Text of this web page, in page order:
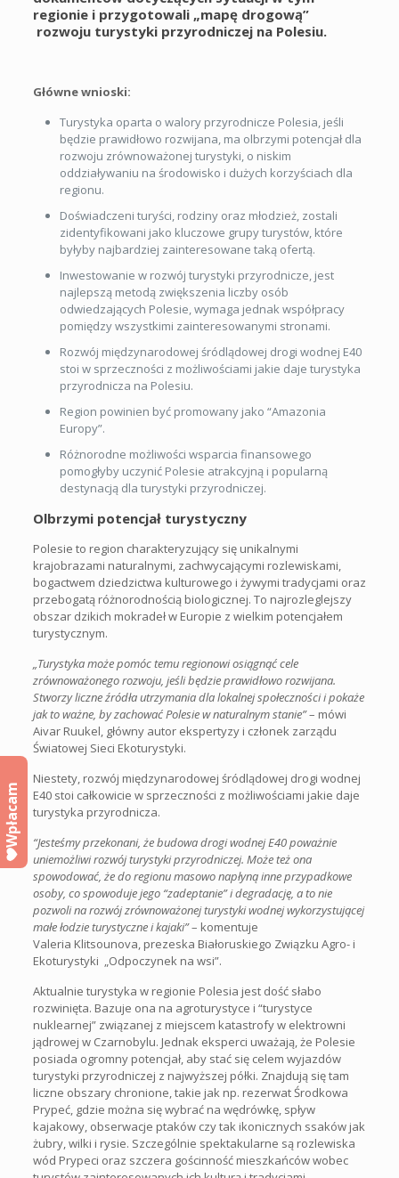
regionie i przygotowali „mapę drogową”
rozwoju turystyki przyrodniczej na Polesiu.
Główne wnioski:
Turystyka oparta o walory przyrodnicze Polesia, jeśli
będzie prawidłowo rozwijana, ma olbrzymi potencjał dla
rozwoju zrównoważonej turystyki, o niskim
oddziaływaniu na środowisko i dużych korzyściach dla
regionu.
Doświadczeni turyści, rodziny oraz młodzież, zostali
zidentyfikowani jako kluczowe grupy turystów, które
byłyby najbardziej zainteresowane taką ofertą.
Inwestowanie w rozwój turystyki przyrodnicze, jest
najlepszą metodą zwiększenia liczby osób
odwiedzających Polesie, wymaga jednak współpracy
pomiędzy wszystkimi zainteresowanymi stronami.
Rozwój międzynarodowej śródlądowej drogi wodnej E40
stoi w sprzeczności z możliwościami jakie daje turystyka
przyrodnicza na Polesiu.
Region powinien być promowany jako “Amazonia
Europy”.
Różnorodne możliwości wsparcia finansowego
pomogłyby uczynić Polesie atrakcyjną i popularną
destynacją dla turystyki przyrodniczej.
Olbrzymi potencjał turystyczny
Polesie to region charakteryzujący się unikalnymi
krajobrazami naturalnymi, zachwycającymi rozlewiskami,
bogactwem dziedzictwa kulturowego i żywymi tradycjami oraz
przebogatą różnorodnością biologicznej. To najrozleglejszy
obszar dzikich mokradeł w Europie z wielkim potencjałem
turystycznym.
„Turystyka może pomóc temu regionowi osiągnąć cele
zrównoważonego rozwoju, jeśli będzie prawidłowo rozwijana.
Stworzy liczne źródła utrzymania dla lokalnej społeczności i pokaże
jak to ważne, by zachować Polesie w naturalnym stanie”– mówi
Aivar Ruukel, główny autor ekspertyzy i członek zarządu
Światowej Sieci Ekoturystyki.
Niestety, rozwój międzynarodowej śródlądowej drogi wodnej
E40 stoi całkowicie w sprzeczności z możliwościami jakie daje
turystyka przyrodnicza.
“Jesteśmy przekonani, że budowa drogi wodnej E40 poważnie
uniemożliwi rozwój turystyki przyrodniczej. Może też ona
spowodować, że do regionu masowo napłyną inne przypadkowe
osoby, co spowoduje jego “zadeptanie” i degradację, a to nie
pozwoli na rozwój zrównoważonej turystyki wodnej wykorzystującej
małe łodzie turystyczne i kajaki”– komentuje
Valeria Klitsounova, prezeska Białoruskiego Związku Agro- i
Ekoturystyki „Odpoczynek na wsi”.
Aktualnie turystyka w regionie Polesia jest dość słabo
rozwinięta. Bazuje ona na agroturystyce i “turystyce
nuklearnej” związanej z miejscem katastrofy w elektrowni
jądrowej w Czarnobylu. Jednak eksperci uważają, że Polesie
posiada ogromny potencjał, aby stać się celem wyjazdów
turystyki przyrodniczej z najwyższej półki. Znajdują się tam
liczne obszary chronione, takie jak np. rezerwat Środkowa
Prypeć, gdzie można się wybrać na wędrówkę, spływ
kajakowy, obserwacje ptaków czy tak ikonicznych ssaków jak
żubry, wilki i rysie. Szczególnie spektakularne są rozlewiska
wód Prypeci oraz szczera gościnność mieszkańców wobec
Wpłacam